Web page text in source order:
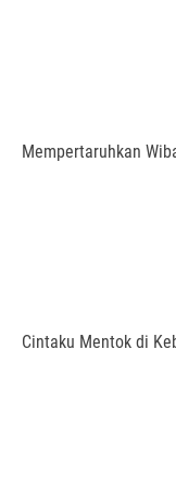
Mempertaruhkan
Cintaku Mentok di